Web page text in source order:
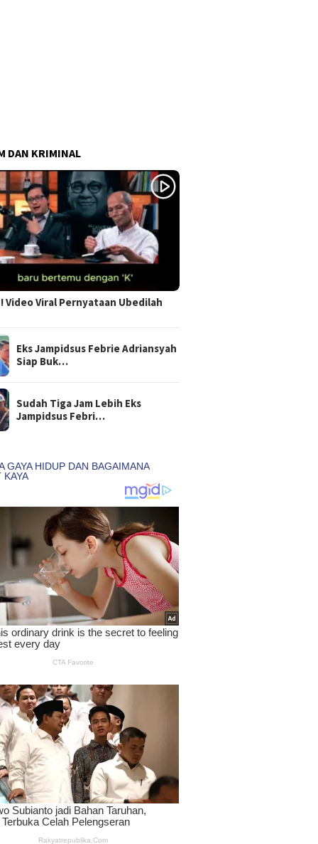
DAN KRIMINAL
Video Viral Pernyataan Ubedilah
Eks Jampidsus Febrie Adriansyah
Siap Buk…
Sudah Tiga Jam Lebih Eks
Jampidsus Febri…